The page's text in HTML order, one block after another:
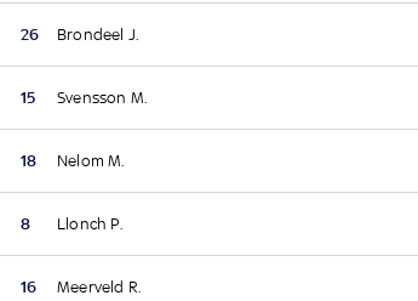
26 Brondeel J.
15 Svensson M.
18 Nelom M.
8 Llonch P.
16 Meerveld R.